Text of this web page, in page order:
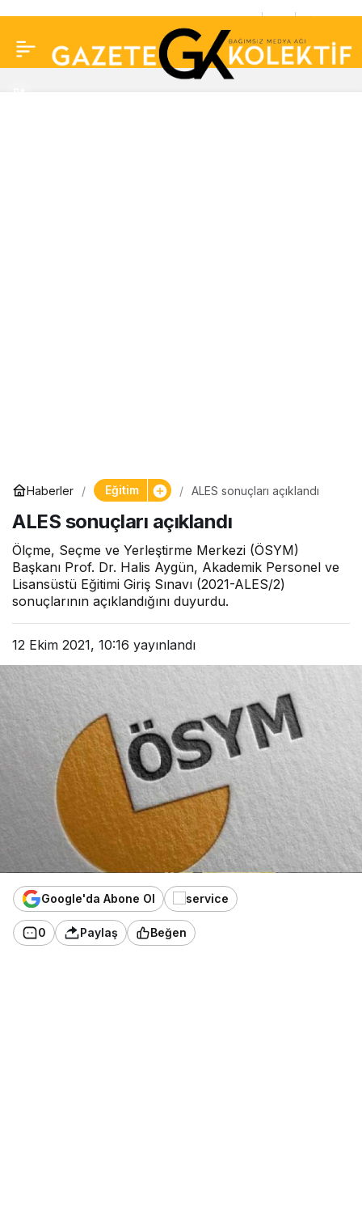
Haberler Eğitim ALES sonuçları açıklandı
ALES sonuçları açıklandı
Ölçme, Seçme ve Yerleştirme Merkezi (ÖSYM)
Başkanı Prof. Dr. Halis Aygün, Akademik Personel ve
Lisansüstü Eğitimi Giriş Sınavı (2021-ALES/2)
sonuçlarının açıklandığını duyurdu.
12 Ekim 2021, 10:16 yayınlandı
Google'da Abone Ol
0 Paylaş Beğen
ALES/2 sonuçları